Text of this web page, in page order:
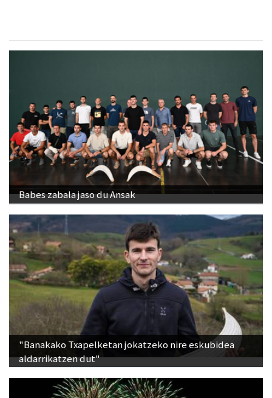
Babes zabala jaso du Ansak
"Banakako Txapelketan jokatzeko nire eskubidea
aldarrikatzen dut"